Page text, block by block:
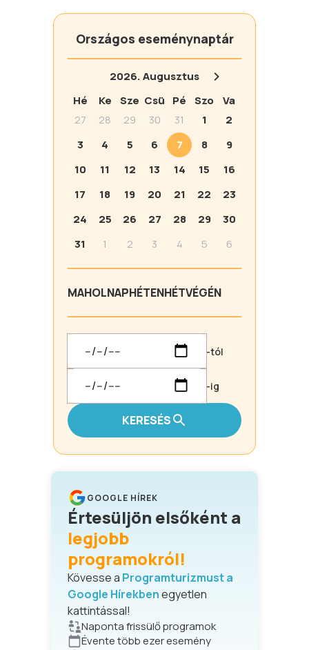
Országos eseménynaptár
2026.Augusztus
Hé
Ke Sze Csü Pé Szo
Va
27
28 29 30 31 1
2
3
4 5 6 7 8
9
10
11 12 13 14 15
16
17
18 19 20 21 22
23
24
25 26 27 28 29
30
31
1 2 3 4 5 6
MAHOLNAPHÉTENHÉTVÉGÉN
-tól
-ig
KERESÉS
GOOGLE HÍREK
Értesüljön elsőként a
legjobb
programokról!
Kövesse a Programturizmust a
Google Hírekbenegyetlen
kattintással!
Naponta frissülő programok
Évente több ezer esemény